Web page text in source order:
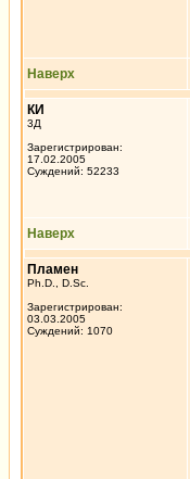
Наверх
КИ
3Д
Зарегистрирован:
17.02.2005
Суждений: 52233
Наверх
Пламен
Ph.D., D.Sc.
Зарегистрирован:
03.03.2005
Суждений: 1070